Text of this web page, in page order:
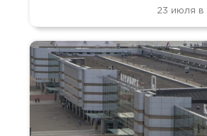
23 июля в